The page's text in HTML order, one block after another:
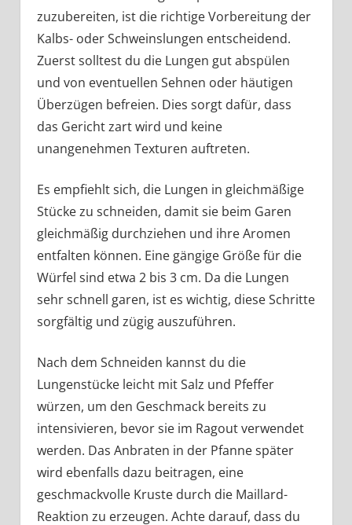
zuzubereiten, ist die richtige Vorbereitung der
Kalbs- oder Schweinslungen entscheidend.
Zuerst solltest du die Lungen gut abspülen
und von eventuellen Sehnen oder häutigen
Überzügen befreien. Dies sorgt dafür, dass
das Gericht zart wird und keine
unangenehmen Texturen auftreten.
Es empfiehlt sich, die Lungen in gleichmäßige
Stücke zu schneiden, damit sie beim Garen
gleichmäßig durchziehen und ihre Aromen
entfalten können. Eine gängige Größe für die
Würfel sind etwa 2 bis 3 cm. Da die Lungen
sehr schnell garen, ist es wichtig, diese Schritte
sorgfältig und zügig auszuführen.
Nach dem Schneiden kannst du die
Lungenstücke leicht mit Salz und Pfeffer
würzen, um den Geschmack bereits zu
intensivieren, bevor sie im Ragout verwendet
werden. Das Anbraten in der Pfanne später
wird ebenfalls dazu beitragen, eine
geschmackvolle Kruste durch die Maillard-
Reaktion zu erzeugen. Achte darauf, dass du